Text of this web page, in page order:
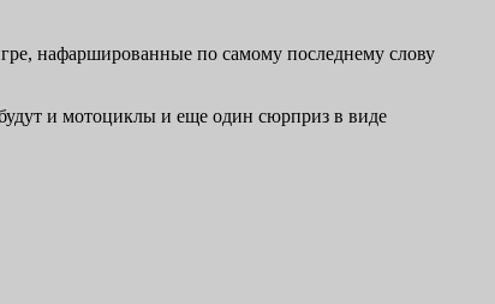
нафаршированные по самому последнему слову
и мотоциклы и еще один сюрприз в виде